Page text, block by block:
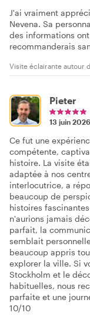
J'ai vraiment
Nevena. Sa
des informations
recommanderais
Visite éclairante autour
Pieter
13 juin 2026
Ce fut une
compétente,
histoire. La visite
adaptée à nos
interlocutrice, a
beaucoup de
histoires
n'aurions jamais
parfait, la
semblait
beaucoup appris
explorer la ville. Si
Stockholm et le
habituelles, nous
parfaite et une
10/10